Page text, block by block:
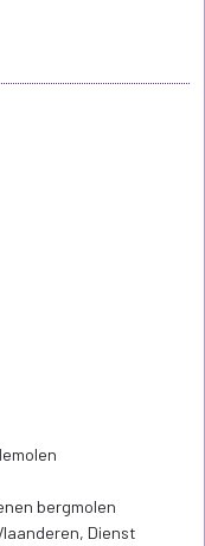
bergmolen
Dienst